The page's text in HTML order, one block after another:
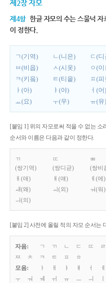
제2장 자모
제4항 한글 자모의 수는 스물넉
이 정한다.
ㄱ(기역) ㄴ(니은) ㄷ(
ㅂ(비읍)
ㅅ(시옷) ㅇ(
ㅋ(키읔)
ㅌ(티읕) ㅍ(
ㅏ(아)
ㅑ(야) ㅓ(어)
ㅛ(요)
ㅜ(우) ㅠ(유)
[붙임 1] 위의 자모로써 적을 수 없는
순서와 이름은 다음과 같이 정한다.
ㄲ
(쌍기역)
ㄸ
(쌍디귿)
ㅃ
(쌍비
ㅐ(애)
ㅒ(얘) ㅔ(에)
ㅙ(왜)
ㅚ(외) ㅝ(워)
ㅢ(의)
[붙임 2] 사전에 올릴 적의 자모 순서는
자음: ㄱ ㄲ ㄴ ㄷ ㄸ ㄹ
ㅉ
ㅊ ㅋ ㅌ ㅍ
ㅎ
모음:
ㅏ ㅐ ㅑ ㅒ ㅓ ㅔ
ㅜ
ㅝ ㅞ ㅟ ㅠ ㅡ ㅢ